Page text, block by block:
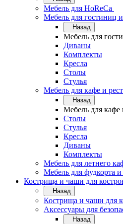
Мебель для HoReCa
Мебель для гостиниц
Назад
Мебель для
Диваны
Комплекты
Кресла
Столы
Стулья
Мебель для кафе и
Назад
Мебель для кафе
Столы
Стулья
Кресла
Диваны
Комплекты
Мебель для летнего
Мебель для фудкорта
Кострища и чаши для
Назад
Кострища и чаши для
Аксессуары для
Назад